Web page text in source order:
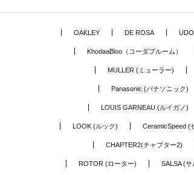
OAKLEY DE ROSA
KhodaaBloo（コーダブルーム）
MULLER (ミューラー)
Panasonic (パナソニック)
LOUIS GARNEAU (ルイガノ)
LOOK (ルック) CeramicSpeed (
CHAPTER2(チャプター2)
ROTOR (ローター) SALSA (サ